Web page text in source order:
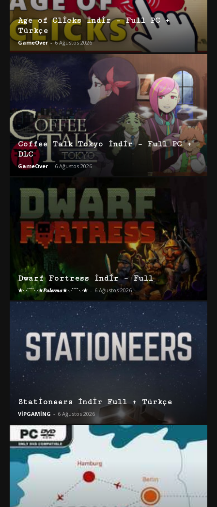
Age of Clicks İndir – Full PC +
Türkçe
GameOver - 6 Ağustos 2026
Coffee Talk Tokyo İndir – Full PC +
DLC
GameOver - 6 Ağustos 2026
Dwarf Fortress İndir – Full
★·.·´¯`·.·★𝑷𝒂𝒍𝒆𝒓𝒎𝒐★·.·´¯`·.·★ - 6 Ağustos 2026
Stationeers İndir Full + Türkçe
VİPGAMİNG - 6 Ağustos 2026